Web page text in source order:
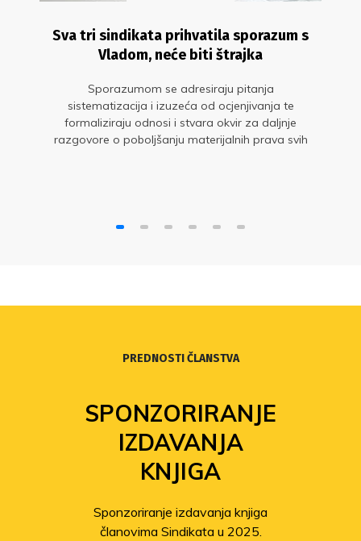
Sva tri sindikata prihvatila sporazum s
Vladom, neće biti štrajka
Sporazumom se adresiraju pitanja
sistematizacija i izuzeća od ocjenjivanja te
formaliziraju odnosi i stvara okvir za daljnje
razgovore o poboljšanju materijalnih prava svih
PREDNOSTI ČLANSTVA
SPONZORIRANJE
IZDAVANJA
KNJIGA
Sponzoriranje izdavanja knjiga
članovima Sindikata u 2025.